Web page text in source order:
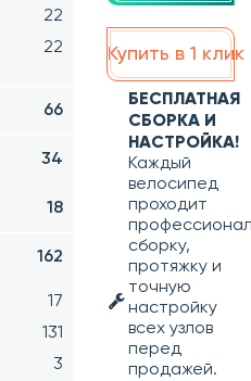
22
22
66
34
18
162
17
131
3
Купить в 1 клик
БЕСПЛАТНАЯ
СБОРКА И
НАСТРОЙКА!
Каждый
велосипед
проходит
сборку,
протяжку и
точную
настройку
всех узлов
перед
продажей.